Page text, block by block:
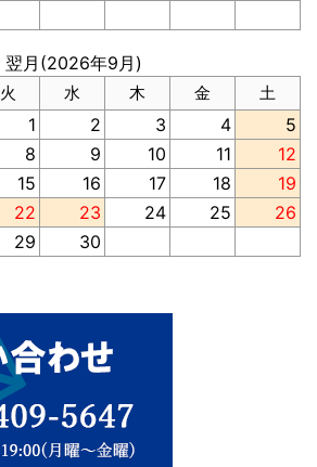
翌月(2026年9月)
火 水 木 金 土
1 2 3 4
5
8 9 10 11
12
15 16 17 18
19
22 23 24 25
26
29 30